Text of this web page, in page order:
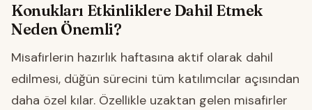
Konukları Etkinliklere Dahil Etmek
Neden Önemli?
Misafirlerin hazırlık haftasına aktif olarak dahil
edilmesi, düğün sürecini tüm katılımcılar açısından
daha özel kılar. Özellikle uzaktan gelen misafirler